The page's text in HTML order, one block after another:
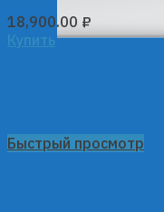
Быстрый просмотр
18,900.00 ₽
Купить